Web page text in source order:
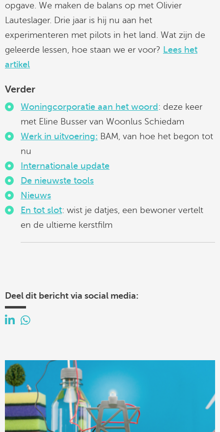
opgave. We maken de balans op met Olivier
Lauteslager. Drie jaar is hij nu aan het
experimenteren met pilots in het land. Wat zijn de
geleerde lessen, hoe staan we er voor? Lees het
artikel
Verder
Woningcorporatie aan het woord : deze keer
met Eline Busser van Woonlus Schiedam
Werk in uitvoering: BAM, van hoe het begon tot
nu
Internationale update
De nieuwste tools
Nieuws
En tot slot: wist je datjes, een bewoner vertelt
en de ultieme kerstfilm
Deel dit bericht via social media: